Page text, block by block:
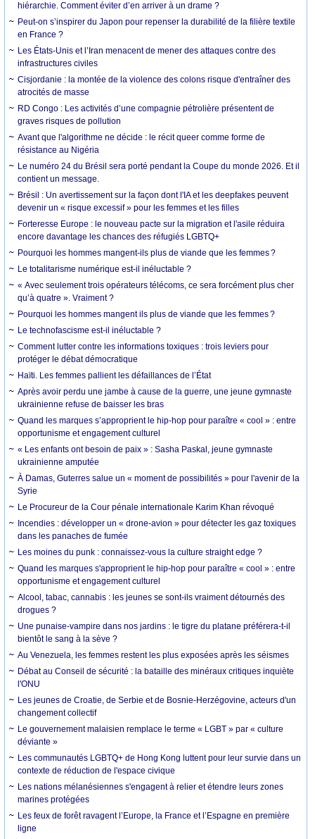
hiérarchie. Comment éviter d’en arriver à un drame ?
Peut-on s’inspirer du Japon pour repenser la durabilité de la filière textile
en France ?
Les États-Unis et l’Iran menacent de mener des attaques contre des
infrastructures civiles
Cisjordanie : la montée de la violence des colons risque d'entraîner des
atrocités de masse
RD Congo : Les activités d’une compagnie pétrolière présentent de
graves risques de pollution
Avant que l'algorithme ne décide : le récit queer comme forme de
résistance au Nigéria
Le numéro 24 du Brésil sera porté pendant la Coupe du monde 2026. Et il
contient un message.
Brésil : Un avertissement sur la façon dont l'IA et les deepfakes peuvent
devenir un « risque excessif » pour les femmes et les filles
Forteresse Europe : le nouveau pacte sur la migration et l'asile réduira
encore davantage les chances des réfugiés LGBTQ+
Pourquoi les hommes mangent-ils plus de viande que les femmes ?
Le totalitarisme numérique est-il inéluctable ?
« Avec seulement trois opérateurs télécoms, ce sera forcément plus cher
qu’à quatre ». Vraiment ?
Pourquoi les hommes mangent ils plus de viande que les femmes ?
Le technofascisme est-il inéluctable ?
Comment lutter contre les informations toxiques : trois leviers pour
protéger le débat démocratique
Haïti. Les femmes pallient les défaillances de l’État
Après avoir perdu une jambe à cause de la guerre, une jeune gymnaste
ukrainienne refuse de baisser les bras
Quand les marques s’approprient le hip-hop pour paraître « cool » : entre
opportunisme et engagement culturel
« Les enfants ont besoin de paix » : Sasha Paskal, jeune gymnaste
ukrainienne amputée
À Damas, Guterres salue un « moment de possibilités » pour l'avenir de la
Syrie
Le Procureur de la Cour pénale internationale Karim Khan révoqué
Incendies : développer un « drone-avion » pour détecter les gaz toxiques
dans les panaches de fumée
Les moines du punk : connaissez-vous la culture straight edge ?
Quand les marques s'approprient le hip-hop pour paraître « cool » : entre
opportunisme et engagement culturel
Alcool, tabac, cannabis : les jeunes se sont-ils vraiment détournés des
drogues ?
Une punaise-vampire dans nos jardins : le tigre du platane préférera-t-il
bientôt le sang à la sève ?
Au Venezuela, les femmes restent les plus exposées après les séismes
Débat au Conseil de sécurité : la bataille des minéraux critiques inquiète
l'ONU
Les jeunes de Croatie, de Serbie et de Bosnie-Herzégovine, acteurs d'un
changement collectif
Le gouvernement malaisien remplace le terme « LGBT » par « culture
déviante »
Les communautés LGBTQ+ de Hong Kong luttent pour leur survie dans un
contexte de réduction de l'espace civique
Les nations mélanésiennes s'engagent à relier et étendre leurs zones
marines protégées
Les feux de forêt ravagent l’Europe, la France et l’Espagne en première
ligne